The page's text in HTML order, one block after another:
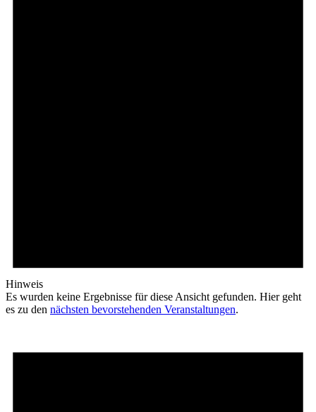
Hinweis
Es wurden keine Ergebnisse für diese Ansicht gefunden. Hier geht
es zu den nächsten bevorstehenden Veranstaltungen.